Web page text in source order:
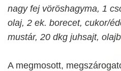
nagy fej vöröshagyma, 1
olaj, 2 ek. borecet, cukor/
mustár, 20 dkg juhsajt,
A megmosott,